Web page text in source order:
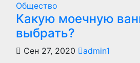
Общество
Какую моечную
выбрать?
Сен 27, 2020 admin1